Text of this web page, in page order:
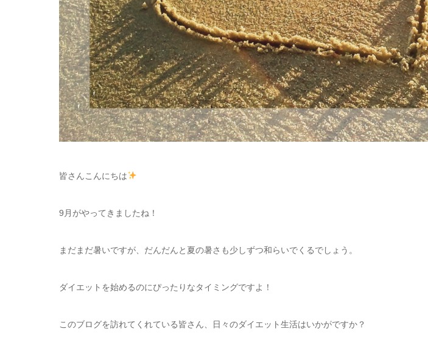
皆さんこんにちは
9月がやってきましたね！
まだまだ暑いですが、だんだんと夏の暑さも少しずつ和らいでくるでしょう。
ダイエットを始めるのにぴったりなタイミングですよ！
このブログを訪れてくれている皆さん、日々のダイエット生活はいかがですか？